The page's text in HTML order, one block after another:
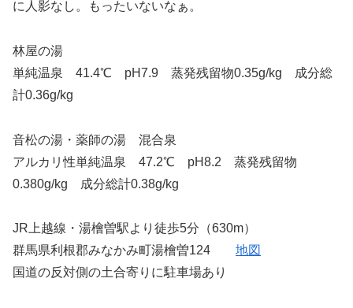
に人影なし。もったいないなぁ。
林屋の湯
単純温泉 41.4℃ pH7.9 蒸発残留物0.35g/kg 成分総
計0.36g/kg
音松の湯・薬師の湯 混合泉
アルカリ性単純温泉 47.2℃ pH8.2 蒸発残留物
0.380g/kg 成分総計0.38g/kg
JR上越線・湯檜曽駅より徒歩5分（630m）
群馬県利根郡みなかみ町湯檜曽124 地図
国道の反対側の土合寄りに駐車場あり